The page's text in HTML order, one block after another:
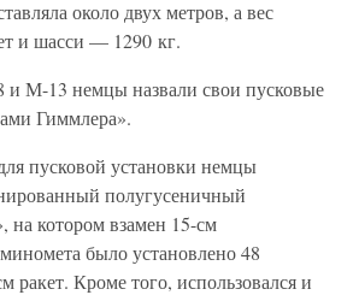
около двух метров, а вес
и шасси — 1290 кг.
М-13 немцы назвали свои пусковые
Гиммлера».
пусковой установки немцы
полугусеничный
на котором взамен 15-см
было установлено 48
ракет. Кроме того, использовался и